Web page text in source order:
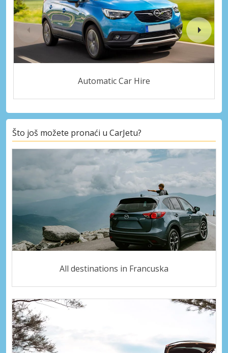
Automatic Car Hire
Što još možete pronaći u CarJetu?
All destinations in Francuska